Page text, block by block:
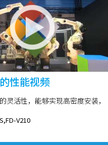
性能视频
灵活性，能够实现高密度安装，
V210